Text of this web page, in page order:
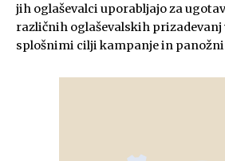
jih oglaševalci uporabljajo za
različnih oglaševalskih prizadevanj
splošnimi cilji kampanje in